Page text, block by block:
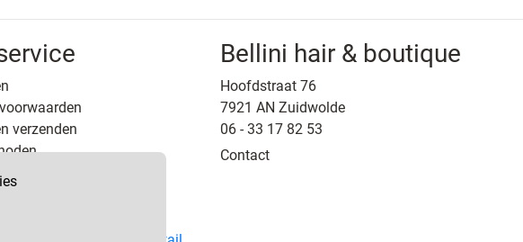
verzenden
Bellini hair & boutique
Hoofdstraat 76
7921 AN Zuidwolde
06 - 33 17 82 53
Contact